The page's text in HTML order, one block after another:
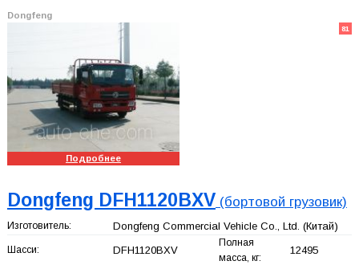
Dongfeng
81
Подробнее
Dongfeng DFH1120BXV (бортовой грузовик)
Изготовитель: Dongfeng Commercial Vehicle Co., Ltd. (Китай)
Шасси: DFH1120BXV
Полная
масса, кг:
12495